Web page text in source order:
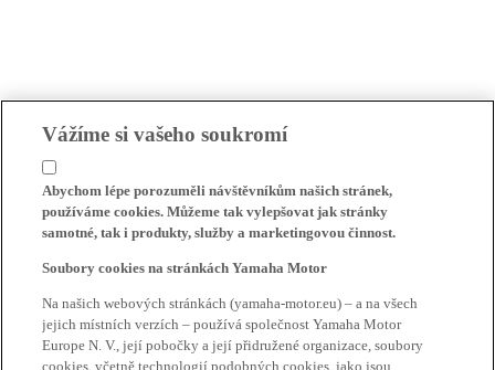
Vážíme si vašeho soukromí
Abychom lépe porozuměli návštěvníkům našich stránek,
používáme cookies. Můžeme tak vylepšovat jak stránky
samotné, tak i produkty, služby a marketingovou činnost.
Soubory cookies na stránkách Yamaha Motor
Na našich webových stránkách (yamaha-motor.eu) – a na všech
jejich místních verzích – používá společnost Yamaha Motor
Europe N. V., její pobočky a její přidružené organizace, soubory
cookies, včetně technologií podobných cookies, jako jsou